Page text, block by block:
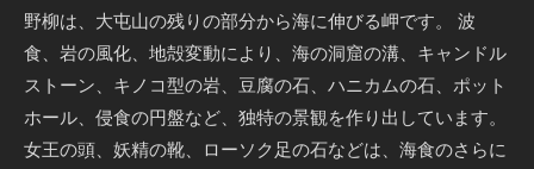
野柳は、大屯山の残りの部分から海に伸びる岬です。 波
食、岩の風化、地殻変動により、海の洞窟の溝、キャンドル
ストーン、キノコ型の岩、豆腐の石、ハニカムの石、ポット
ホール、侵食の円盤など、独特の景観を作り出しています。
女王の頭、妖精の靴、ローソク足の石などは、海食のさらに